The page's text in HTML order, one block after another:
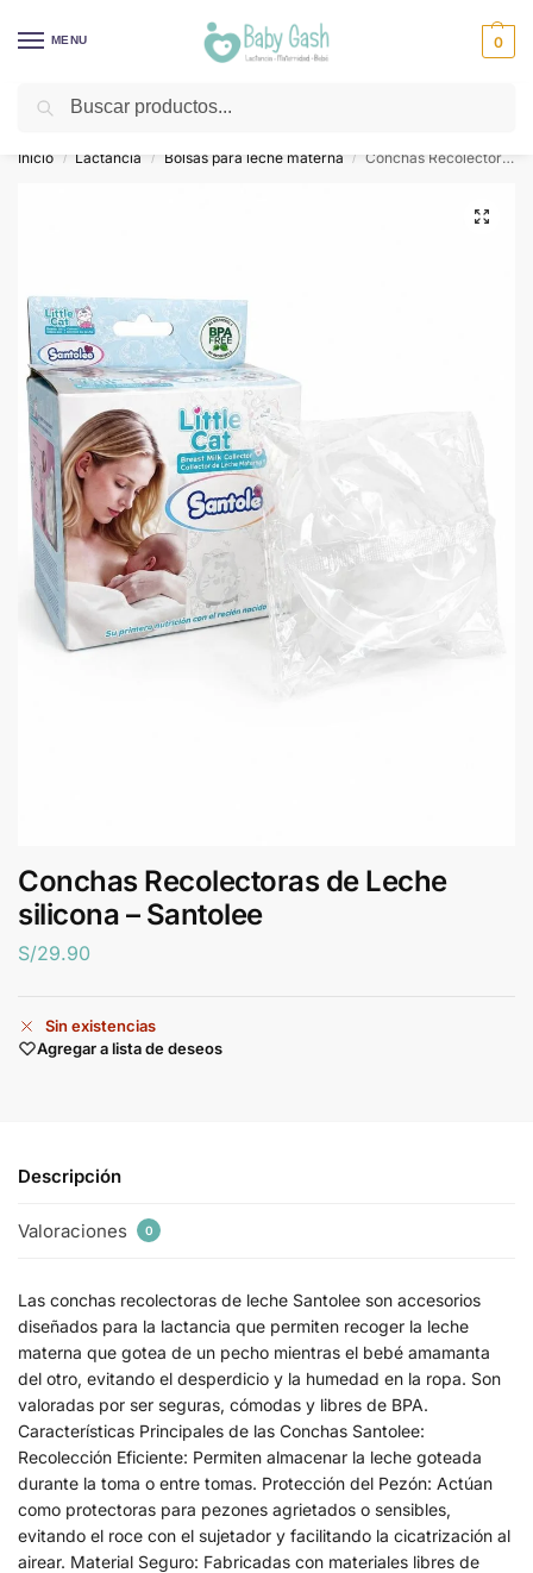
MENU 0
¡Descuentos todos los días! ⚡ Baby Gash
Inicio / Lactancia / Bolsas para leche materna / Conchas Recolectoras de Leche silicona – Santolee
Conchas Recolectoras de Leche
silicona – Santolee
S/29.90
Sin existencias
Agregar a lista de deseos
Descripción
Valoraciones 0
Las conchas recolectoras de leche Santolee son accesorios
diseñados para la lactancia que permiten recoger la leche
materna que gotea de un pecho mientras el bebé amamanta
del otro, evitando el desperdicio y la humedad en la ropa. Son
valoradas por ser seguras, cómodas y libres de BPA.
Características Principales de las Conchas Santolee:
Recolección Eficiente: Permiten almacenar la leche goteada
durante la toma o entre tomas. Protección del Pezón: Actúan
como protectoras para pezones agrietados o sensibles,
evitando el roce con el sujetador y facilitando la cicatrización al
airear. Material Seguro: Fabricadas con materiales libres de